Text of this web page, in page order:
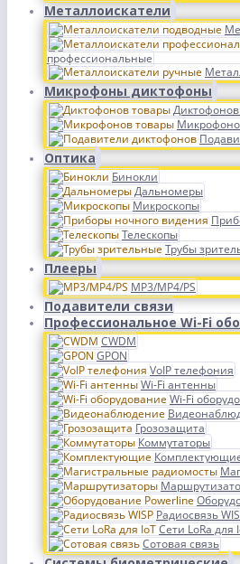
Металлоискатели
профессиональные
Микрофоны диктофоны
Оптика
Бинокли
Дальномеры
Микроскопы
Телескопы
Трубы
Плееры
MP3/MP4/PS
Подавители связи
Профессиональное Wi-Fi
CWDM
GPON
VoIP телефония
Wi-Fi антенны
Wi-Fi
Грозозащита
Коммутаторы
Радиосвязь
Сети LoRa для
Сотовая связь